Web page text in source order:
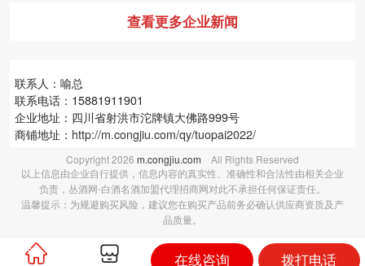
查看更多企业新闻
联系人：喻总
联系电话：15881911901
企业地址：四川省射洪市沱牌镇大佛路999号
商铺地址： http://m.congjiu.com/qy/tuopai2022/
Copyright2026 m.congjiu.com All Rights Reserved
以上信息由企业自行提供，信息内容的真实性、准确性和合法性由相关企业
负责，丛酒网-白酒名酒加盟代理招商网对此不承担任何保证责任。
温馨提示：为规避购买风险，建议您在购买产品前务必确认供应商资质及产
品质量。
在线咨询 拨打电话